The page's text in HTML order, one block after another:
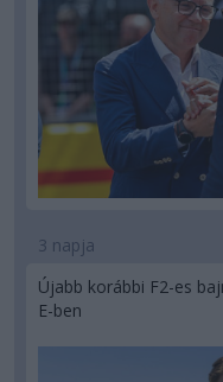
3 napja
Újabb korábbi F2-es
E-ben